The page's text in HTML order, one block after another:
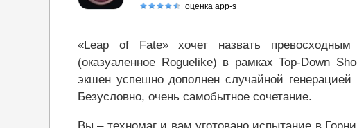
оценка app-s
«Leap of Fate» хочет назвать
(оказуаленное Roguelike) в рамках Top-Down
экшен успешно дополнен случайной
Безусловно, очень самобытное сочетание.